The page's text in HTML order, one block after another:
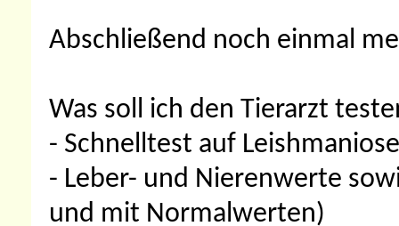
Abschließend noch einmal
Was soll ich den Tierarzt
- Schnelltest auf Leishmaniose
- Leber- und Nierenwerte
und mit Normalwerten)